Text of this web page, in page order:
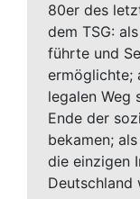
80er des
dem TSG:
führte und
ermöglichte;
legalen Weg
Ende der
bekamen;
die einzigen
Deutschland